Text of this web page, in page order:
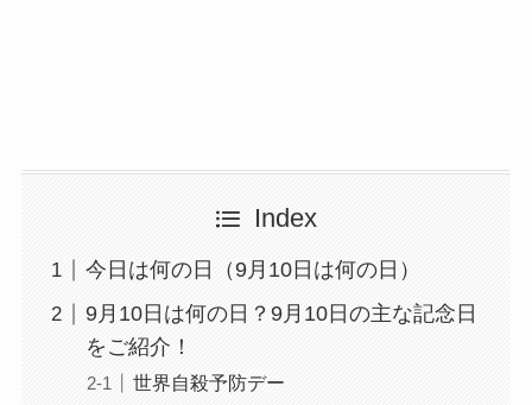
Index
今日は何の日（9月10日は何の日）
9月10日は何の日？9月10日の主な記念日
をご紹介！
世界自殺予防デー